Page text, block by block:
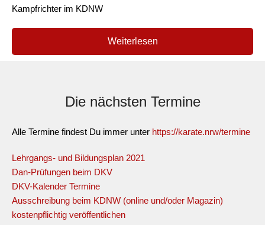
Kampfrichter im KDNW
Weiterlesen
Die nächsten Termine
Alle Termine findest Du immer unter https://karate.nrw/termine
Lehrgangs- und Bildungsplan 2021
Dan-Prüfungen beim DKV
DKV-Kalender Termine
Ausschreibung beim KDNW (online und/oder Magazin)
kostenpflichtig veröffentlichen